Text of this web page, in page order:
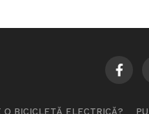
O BICICLETĂ ELECTRICĂ?